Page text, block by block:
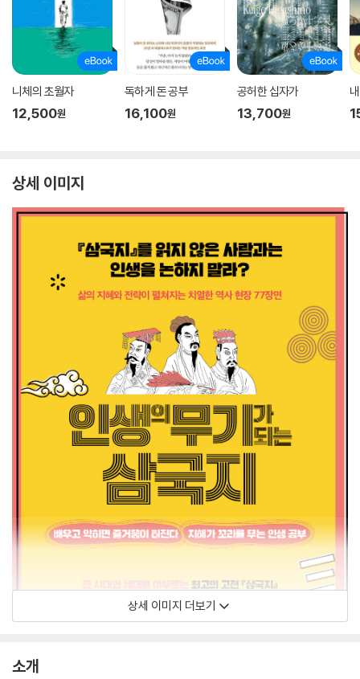
니체의 초월자
12,500원
독하게 돈 공부
16,100원
공허한 십자가
13,700원
상세 이미지
상세 이미지 더보기
소개